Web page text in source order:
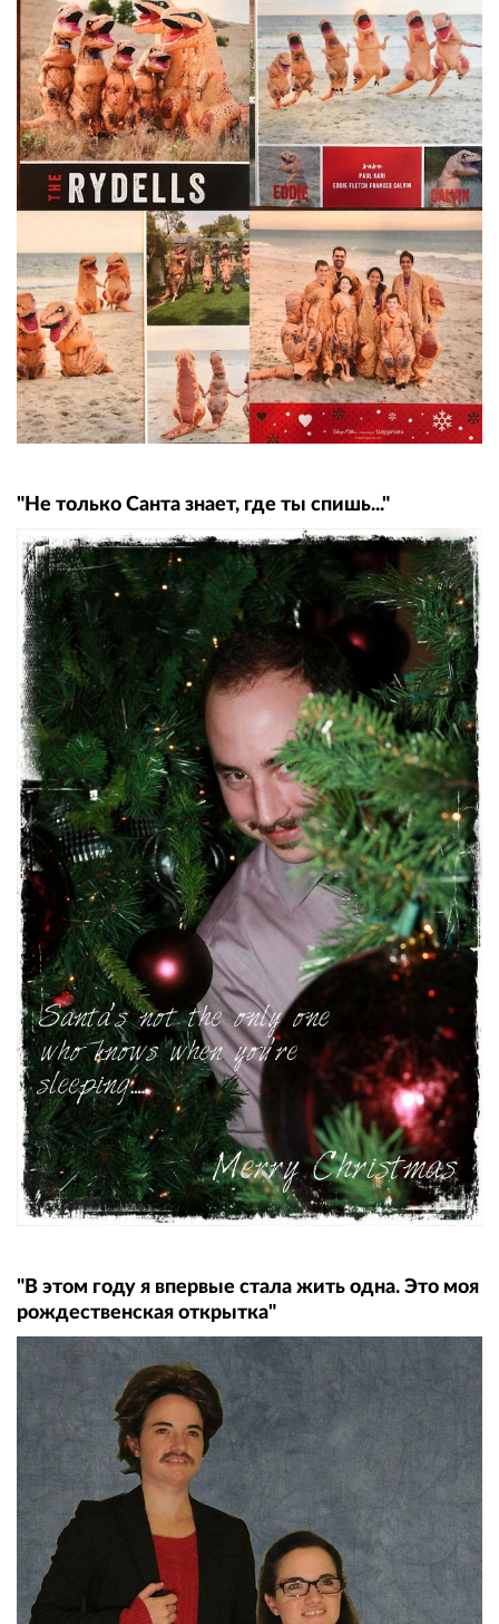
"Не только Санта знает, где ты спишь..."
"В этом году я впервые стала жить одна. Это моя
рождественская открытка"